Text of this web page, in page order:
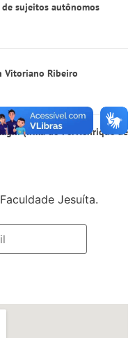
sujeitos autônomos
Vitoriano Ribeiro
(Irmã do Pe. Henrique de
Jesuíta.